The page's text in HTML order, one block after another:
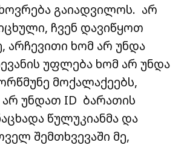
გაიადვილოს. არ
ჩვენ დავიწყოთ
არჩევითი ხომ არ უნდა
უფლება ხომ არ უნდა
მოქალაქეებს,
უნდათ ID ბარათის
წულუკიანმა და
შემთხვევაში მე,